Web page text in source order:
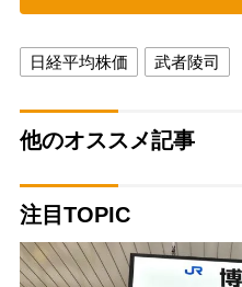
日経平均株価 武者陵司
他のオススメ記事
注目TOPIC